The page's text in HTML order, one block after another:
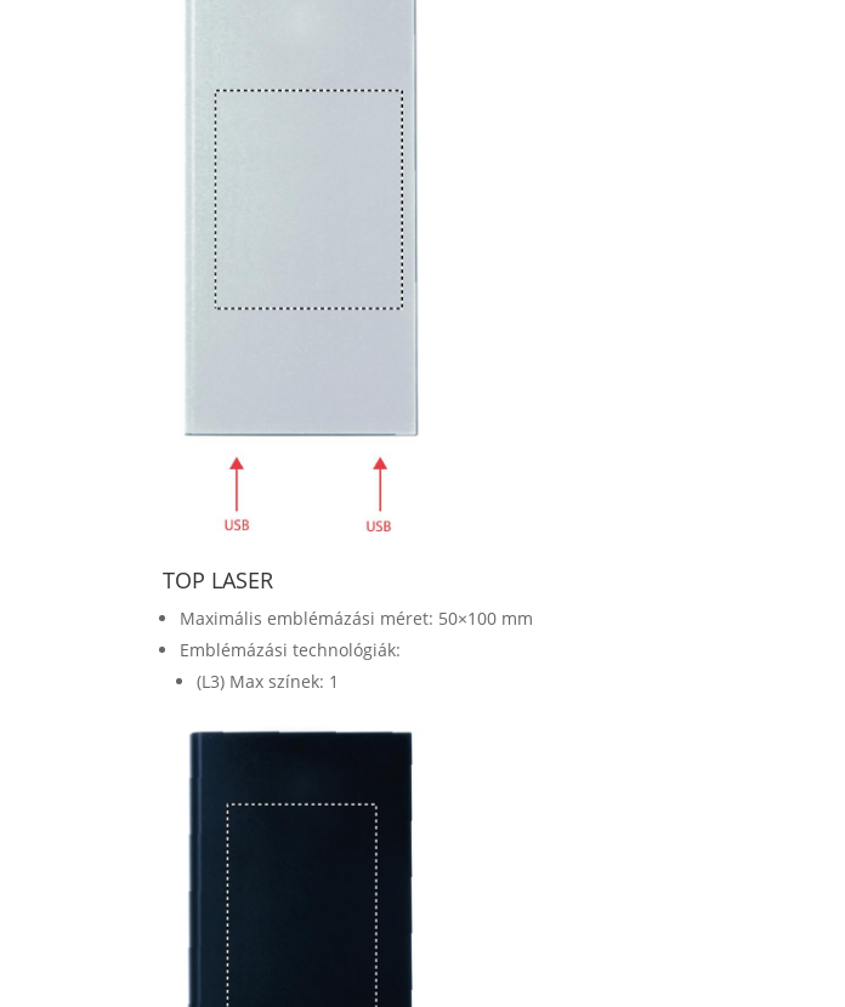
TOP LASER
Maximális emblémázási méret: 50×100 mm
Emblémázási technológiák:
(L3) Max színek: 1